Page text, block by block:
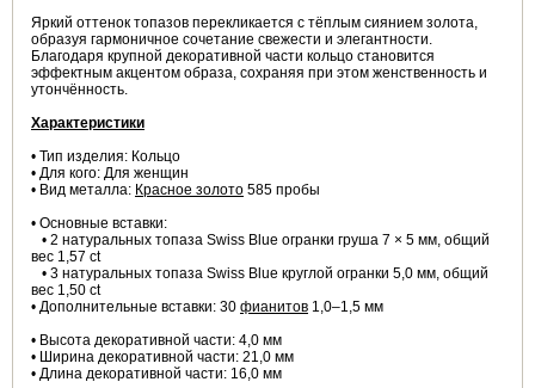
Яркий оттенок топазов перекликается с тёплым сиянием золота,
образуя гармоничное сочетание свежести и элегантности.
Благодаря крупной декоративной части кольцо становится
эффектным акцентом образа, сохраняя при этом женственность и
утончённость.
Характеристики
• Тип изделия: Кольцо
• Для кого: Для женщин
• Вид металла: Красное золото 585 пробы
• Основные вставки:
• 2 натуральных топаза Swiss Blue огранки груша 7 × 5 мм, общий
вес 1,57 ct
• 3 натуральных топаза Swiss Blue круглой огранки 5,0 мм, общий
вес 1,50 ct
• Дополнительные вставки: 30 фианитов 1,0–1,5 мм
• Высота декоративной части: 4,0 мм
• Ширина декоративной части: 21,0 мм
• Длина декоративной части: 16,0 мм